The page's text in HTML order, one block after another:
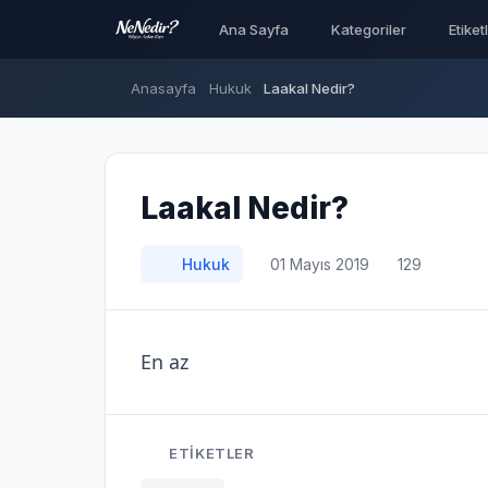
Ana Sayfa Kategoriler
Anasayfa Hukuk Laakal Nedir?
Laakal Nedir?
Hukuk 01 Mayıs 2019 129
En az
ETIKETLER